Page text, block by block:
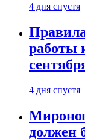
4 дня спустя
работы
4 дня спустя
должен